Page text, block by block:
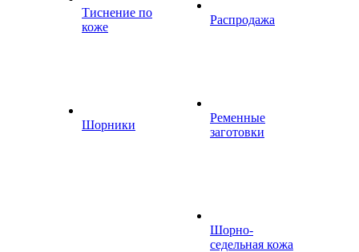
Тиснение по
коже
Шорники
Распродажа
Ременные
заготовки
Шорно-
седельная кожа